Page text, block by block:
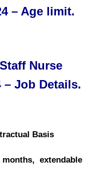
– Age limit.
Nurse
– Job Details.
Basis
extendable